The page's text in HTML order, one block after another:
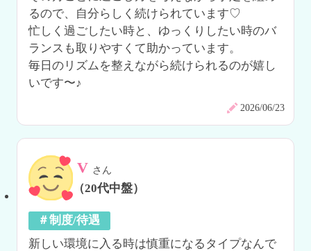
るので、自分らしく続けられています♡
忙しく過ごしたい時と、ゆっくりしたい時のバ
ランスも取りやすくて助かっています。
毎日のリズムを整えながら続けられるのが嬉し
いです〜♪
2026/06/23
V さん
（20代中盤）
＃制度/待遇
新しい環境に入る時は慎重になるタイプなんで